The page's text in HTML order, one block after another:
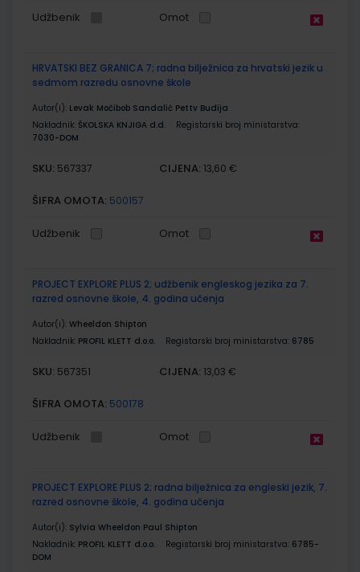
Udžbenik Omot
HRVATSKI BEZ GRANICA 7; radna bilježnica za hrvatski jezik u
sedmom razredu osnovne škole
Autor(i): Levak Močibob Sandalić Pettv Budija
Nakladnik: ŠKOLSKA KNJIGA d.d.
Registarski broj ministarstva:
7030-DOM
SKU: 567337 CIJENA: 13,60 €
ŠIFRA OMOTA: 500157
Udžbenik Omot
PROJECT EXPLORE PLUS 2; udžbenik engleskog jezika za 7.
razred osnovne škole, 4. godina učenja
Autor(i): Wheeldon Shipton
Nakladnik: PROFIL KLETT d.o.o. Registarski broj ministarstva: 6785
SKU: 567351 CIJENA: 13,03 €
ŠIFRA OMOTA: 500178
Udžbenik Omot
PROJECT EXPLORE PLUS 2; radna bilježnica za engleski jezik, 7.
razred osnovne škole, 4. godina učenja
Autor(i): Sylvia Wheeldon Paul Shipton
Nakladnik: PROFIL KLETT d.o.o. Registarski broj ministarstva: 6785-
DOM